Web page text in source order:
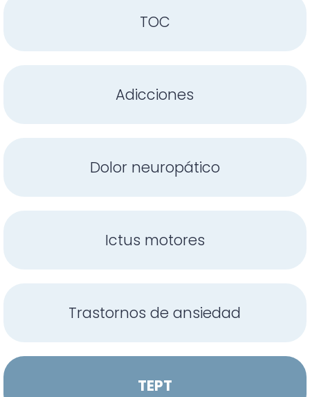
TOC
Adicciones
Dolor neuropático
Ictus motores
Trastornos de ansiedad
TEPT